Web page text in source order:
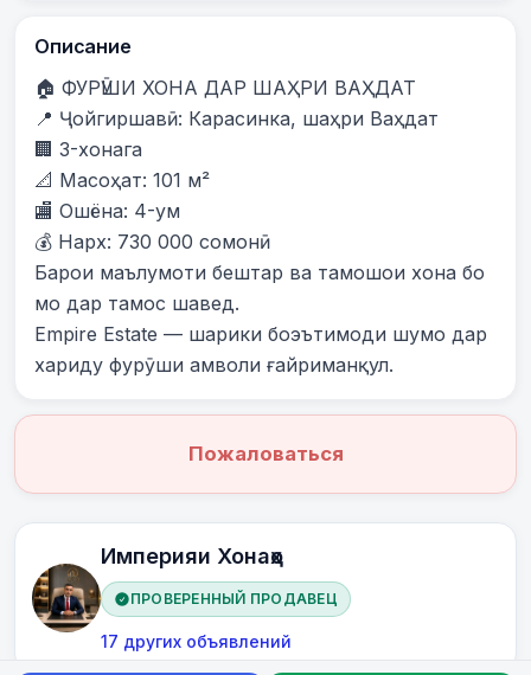
Описание
🏠 ФУРӮШИ ХОНА ДАР ШАҲРИ ВАҲДАТ
📍 Ҷойгиршавӣ: Карасинка, шаҳри Ваҳдат
🏢 3-хонага
📐 Масоҳат: 101 м²
🏬 Ошёна: 4-ум
💰 Нарх: 730 000 сомонӣ
Барои маълумоти бештар ва тамошои хона бо
мо дар тамос шавед.
Empire Estate — шарики боэътимоди шумо дар
хариду фурӯши амволи ғайриманқул.
Пожаловаться
Империяи Хонаҳо
ПРОВЕРЕННЫЙ ПРОДАВЕЦ
17 других объявлений